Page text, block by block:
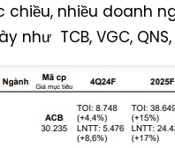
chiều, nhiều doanh
như TCB, VGC, QNS,